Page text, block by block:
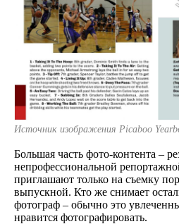
Источник изображения Picaboo
Большая часть фото-контента –
непрофессиональной
приглашают только на съемку
выпускной. Кто же снимает
фотограф – обычно это
нравится фотографировать.